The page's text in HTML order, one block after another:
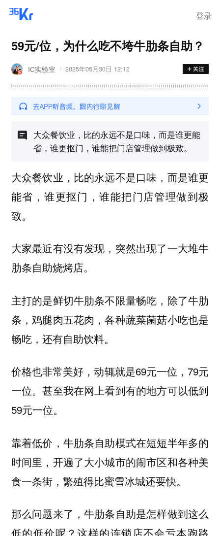
登录
59元/位，为什么吃不垮牛肋条自助？
IC实验室 2025年05月30日 12:12
大众餐饮业，比的永远不是口味，而是谁更能
省，谁更抠门，谁能把门店管理做到极致。
大众餐饮业，比的永远不是口味，而是谁更
能省，谁更抠门，谁能把门店管理做到极
致。
大家最近有没有发现，突然出现了一大堆牛
肋条自助烧烤店。
主打的是鲜切牛肋条不限量畅吃，除了牛肋
条，鸡腿肉五花肉，各种蔬菜菌菇小吃也是
畅吃，还有自助饮料。
价格也非常美好，动辄就是69元一位，79元
一位。甚至我在网上看到有的地方可以低到
59元一位。
靠着低价，牛肋条自助模式在短短半年多的
时间里，开遍了大小城市的闹市区和各种美
食一条街，繁殖得比蜜雪冰城还要快。
那么问题来了，牛肋条自助是怎样做到这么
低的低价呢？这样的连锁店不会亏本跑路